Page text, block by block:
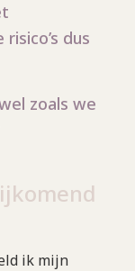
dus
zoals we
ik mijn